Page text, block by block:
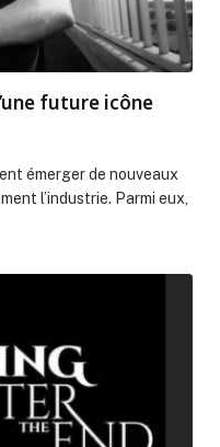
future icône
émerger de nouveaux
l’industrie. Parmi eux,